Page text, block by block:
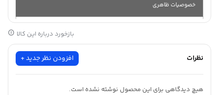
خصوصیات ظاهری
ضد آب
25 متر
بازخورد درباره این کالا
نظرات افزودن نظر جدید +
هیچ دیدگاهی برای این محصول نوشته نشده است.